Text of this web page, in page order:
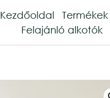
Kezdőoldal Termékek
Felajánló alkotók